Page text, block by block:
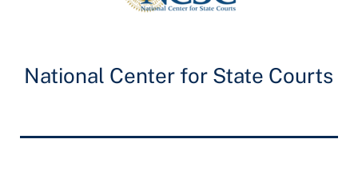
National Center for State Courts